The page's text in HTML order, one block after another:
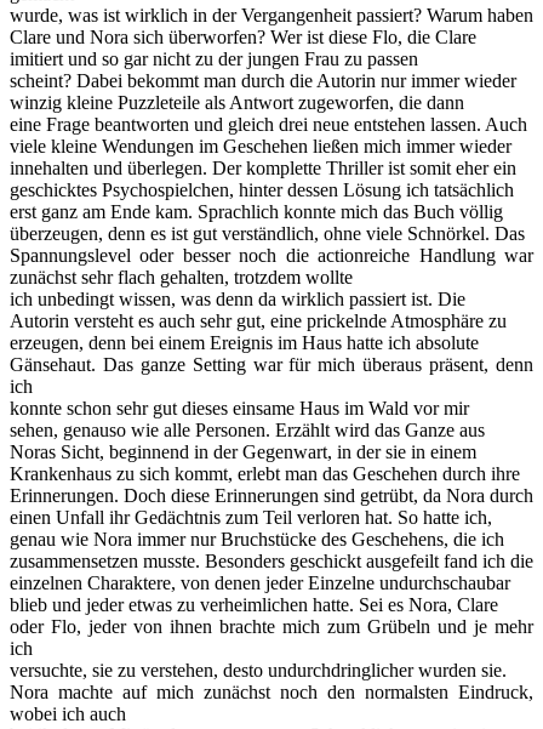
wurde, was ist wirklich in der Vergangenheit passiert? Warum haben
Clare und Nora sich überworfen? Wer ist diese Flo, die Clare
imitiert und so gar nicht zu der jungen Frau zu passen
scheint? Dabei bekommt man durch die Autorin nur immer wieder
winzig kleine Puzzleteile als Antwort zugeworfen, die dann
eine Frage beantworten und gleich drei neue entstehen lassen. Auch
viele kleine Wendungen im Geschehen ließen mich immer wieder
innehalten und überlegen. Der komplette Thriller ist somit eher ein
geschicktes Psychospielchen, hinter dessen Lösung ich tatsächlich
erst ganz am Ende kam. Sprachlich konnte mich das Buch völlig
überzeugen, denn es ist gut verständlich, ohne viele Schnörkel. Das
Spannungslevel oder besser noch die actionreiche Handlung war
zunächst sehr flach gehalten, trotzdem wollte
ich unbedingt wissen, was denn da wirklich passiert ist. Die
Autorin versteht es auch sehr gut, eine prickelnde Atmosphäre zu
erzeugen, denn bei einem Ereignis im Haus hatte ich absolute
Gänsehaut. Das ganze Setting war für mich überaus präsent, denn
ich
konnte schon sehr gut dieses einsame Haus im Wald vor mir
sehen, genauso wie alle Personen. Erzählt wird das Ganze aus
Noras Sicht, beginnend in der Gegenwart, in der sie in einem
Krankenhaus zu sich kommt, erlebt man das Geschehen durch ihre
Erinnerungen. Doch diese Erinnerungen sind getrübt, da Nora durch
einen Unfall ihr Gedächtnis zum Teil verloren hat. So hatte ich,
genau wie Nora immer nur Bruchstücke des Geschehens, die ich
zusammensetzen musste. Besonders geschickt ausgefeilt fand ich die
einzelnen Charaktere, von denen jeder Einzelne undurchschaubar
blieb und jeder etwas zu verheimlichen hatte. Sei es Nora, Clare
oder Flo, jeder von ihnen brachte mich zum Grübeln und je mehr
ich
versuchte, sie zu verstehen, desto undurchdringlicher wurden sie.
Nora machte auf mich zunächst noch den normalsten Eindruck,
wobei ich auch